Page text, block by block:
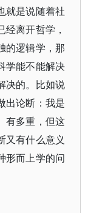
就是说随着社
离开哲学，
的逻辑学，那
学能不能解决
决的。比如说
出论断：我是
有多重，但这
又有什么意义
形而上学的问